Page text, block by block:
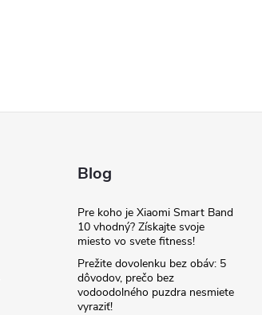
Blog
Pre koho je Xiaomi Smart Band
10 vhodný? Získajte svoje
miesto vo svete fitness!
Prežite dovolenku bez obáv: 5
dôvodov, prečo bez
vodoodolného puzdra nesmiete
vyraziť!